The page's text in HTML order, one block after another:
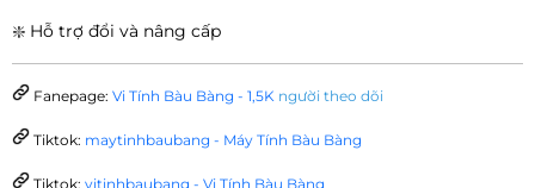
❇️ Hỗ trợ đổi và nâng cấp
Fanepage: Vi Tính Bàu Bàng - 1,5K người theo dõi
Tiktok: maytinhbaubang - Máy Tính Bàu Bàng
Tiktok: vitinhbaubang - Vi Tính Bàu Bàng